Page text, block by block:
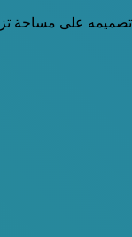
التي أقامتها المملكة العربية